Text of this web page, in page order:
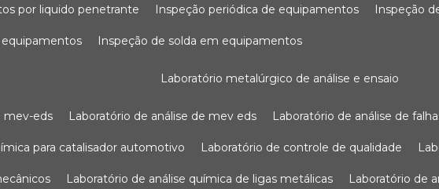
por liquido penetrante inspeção periódica de equipamentos inspeção
equipamentos inspeção de solda em equipamentos
laboratório metalúrgico de análise e ensaio
mev-eds laboratório de análise de mev eds laboratório de análise de
para catalisador automotivo laboratório de controle de qualidade
laboratório de análise química de ligas metálicas laboratório de